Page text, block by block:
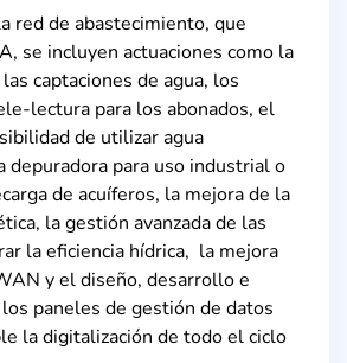
red de abastecimiento, que
se incluyen actuaciones como la
captaciones de agua, los
lectura para los abonados, el
de utilizar agua
depuradora para uso industrial o
de acuíferos, la mejora de la
la gestión avanzada de las
la eficiencia hídrica, la mejora
y el diseño, desarrollo e
paneles de gestión de datos
la digitalización de todo el ciclo